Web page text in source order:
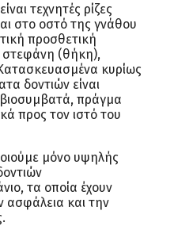
τεχνητές ρίζες
στο οστό της γνάθου
προσθετική
(θήκη),
κυρίως
δοντιών είναι
βιοσυμβατά, πράγμα
προς τον ιστό του
μόνο υψηλής
τα οποία έχουν
ασφάλεια και την